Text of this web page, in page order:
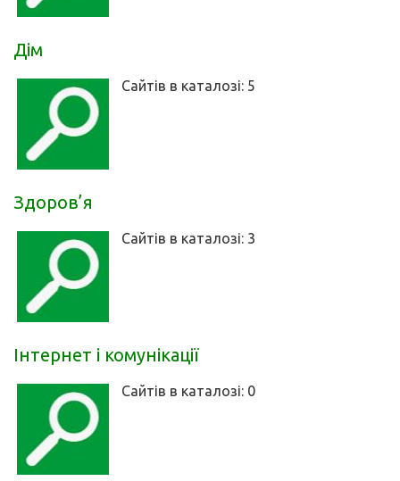
Дім
Сайтів в каталозі: 5
Здоров’я
Сайтів в каталозі: 3
Інтернет і комунікації
Сайтів в каталозі: 0